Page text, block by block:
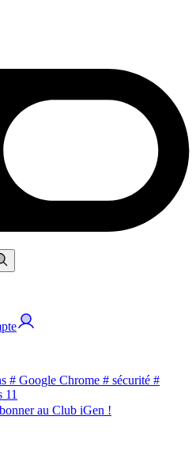
# Google Chrome # sécurité #
11
au Club iGen !